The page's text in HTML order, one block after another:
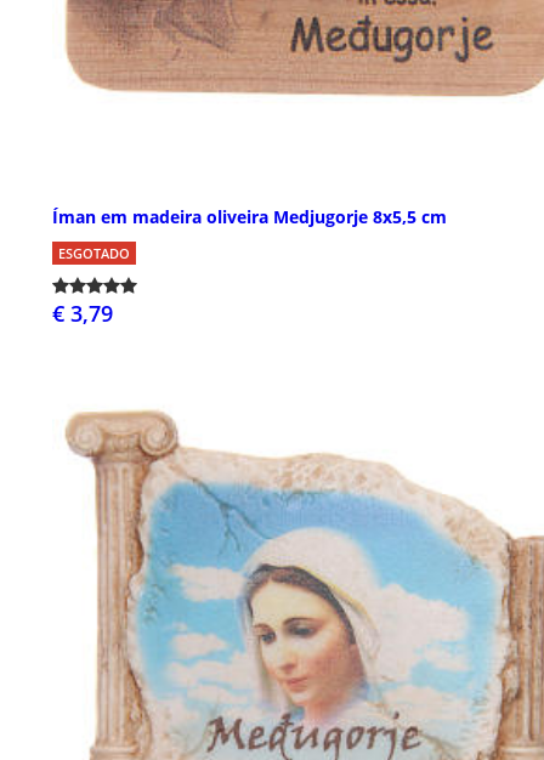
Íman em madeira oliveira Medjugorje 8x5,5 cm
ESGOTADO
€ 3,79